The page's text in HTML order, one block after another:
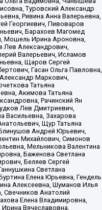
Туровский Александр
Ривина Анна Валерьевна,
Георгиевич, Пивоваров
Барахоев Магомед
Мошель Ирина Ароновна,
Лев Александрович,
Валерьевич, Исламов
Щаров Сергей
Гасан Ольга Павловна,
Маркович,
Татьяна
Акимова Татьяна
Рачинский Ян
Лев Дмитриевич,
Васильевна, Захарова
Щур Татьяна
Андрей Юрьевич,
Михайлович, Симонов
Мельникова Валентина
Баженова Светлана
Беляев Сергей
Светлана
Елена Юрьевна, Гендель
Алексеевна, Шуманов Илья
Свечников Анатолий
Елена Владимировна,
Вячеславовна,